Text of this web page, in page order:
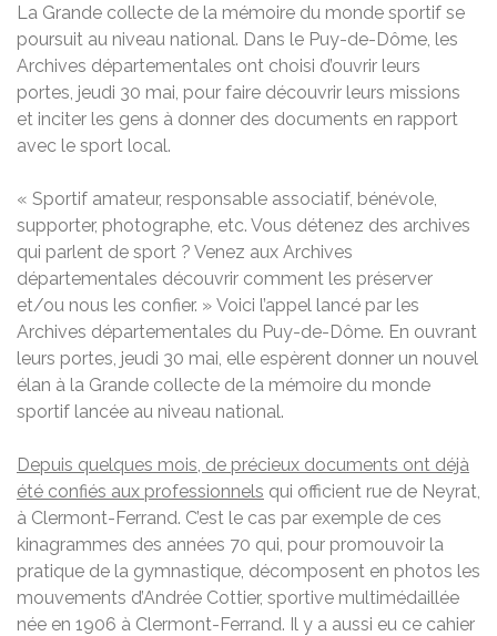
La Grande collecte de la mémoire du monde sportif se
poursuit au niveau national. Dans le Puy-de-Dôme, les
Archives départementales ont choisi d’ouvrir leurs
portes, jeudi 30 mai, pour faire découvrir leurs missions
et inciter les gens à donner des documents en rapport
avec le sport local.
« Sportif amateur, responsable associatif, bénévole,
supporter, photographe, etc. Vous détenez des archives
qui parlent de sport ? Venez aux Archives
départementales découvrir comment les préserver
et/ou nous les confier. » Voici l’appel lancé par les
Archives départementales du Puy-de-Dôme. En ouvrant
leurs portes, jeudi 30 mai, elle espèrent donner un nouvel
élan à la Grande collecte de la mémoire du monde
sportif lancée au niveau national.
Depuis quelques mois, de précieux documents ont déjà
été confiés aux professionnels qui officient rue de Neyrat,
à Clermont-Ferrand. C’est le cas par exemple de ces
kinagrammes des années 70 qui, pour promouvoir la
pratique de la gymnastique, décomposent en photos les
mouvements d’Andrée Cottier, sportive multimédaillée
née en 1906 à Clermont-Ferrand. Il y a aussi eu ce cahier